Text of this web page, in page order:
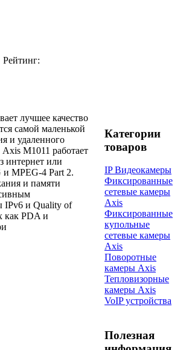
Рейтинг:
лучшее качество
самой маленькой
и удаленного
M1011 работает
интернет или
и MPEG-4 Part 2.
и памяти
IPv6 и Quality of
как PDA и
Категории
товаров
IP Видеокамеры
Фиксированные
сетевые камеры
Axis
Фиксированные
купольные
сетевые камеры
Axis
Поворотные
камеры Axis
Тепловизорные
камеры Axis
VoIP устройства
Полезная